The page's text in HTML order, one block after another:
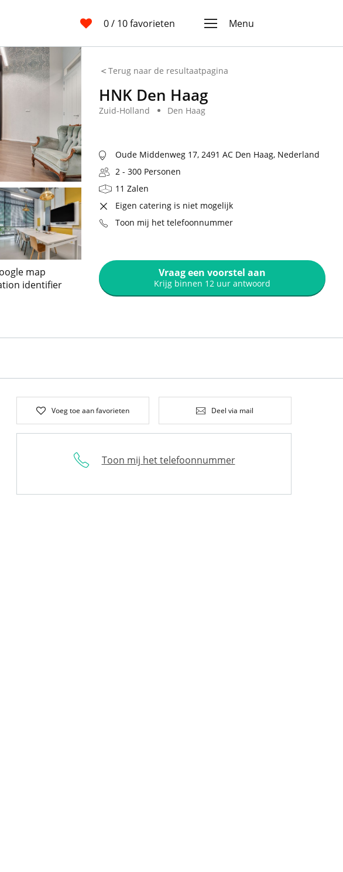
0/ 10 favorieten Menu
Terug naar de resultaatpagina
HNK Den Haag
Zuid-Holland Den Haag
Oude Middenweg 17, 2491 AC Den Haag, Nederland
2 - 300 Personen
11 Zalen
Eigen catering is niet mogelijk
Toon mij het telefoonnummer
Vraag een voorstel aan
Krijg binnen 12 uur antwoord
Voeg toe aan favorieten Deel via mail
Toon mij het telefoonnummer